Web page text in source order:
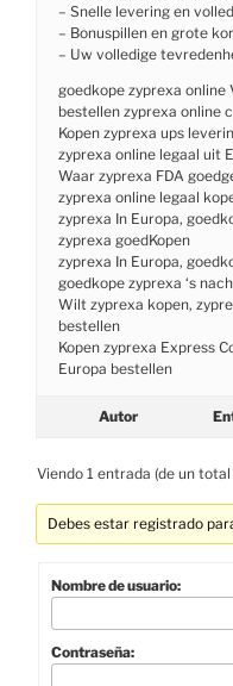
– Snelle levering en
– Bonuspillen en grote
– Uw volledige
goedkope zyprexa online
bestellen zyprexa online
Kopen zyprexa ups
zyprexa online legaal uit
Waar zyprexa FDA
zyprexa online legaal
zyprexa In Europa,
zyprexa goedKopen
zyprexa In Europa,
goedkope zyprexa ‘s
Wilt zyprexa kopen,
bestellen
Kopen zyprexa Express
Europa bestellen
Autor
Viendo 1 entrada (de un total
Debes estar registrado
Nombre de usuario:
Contraseña: